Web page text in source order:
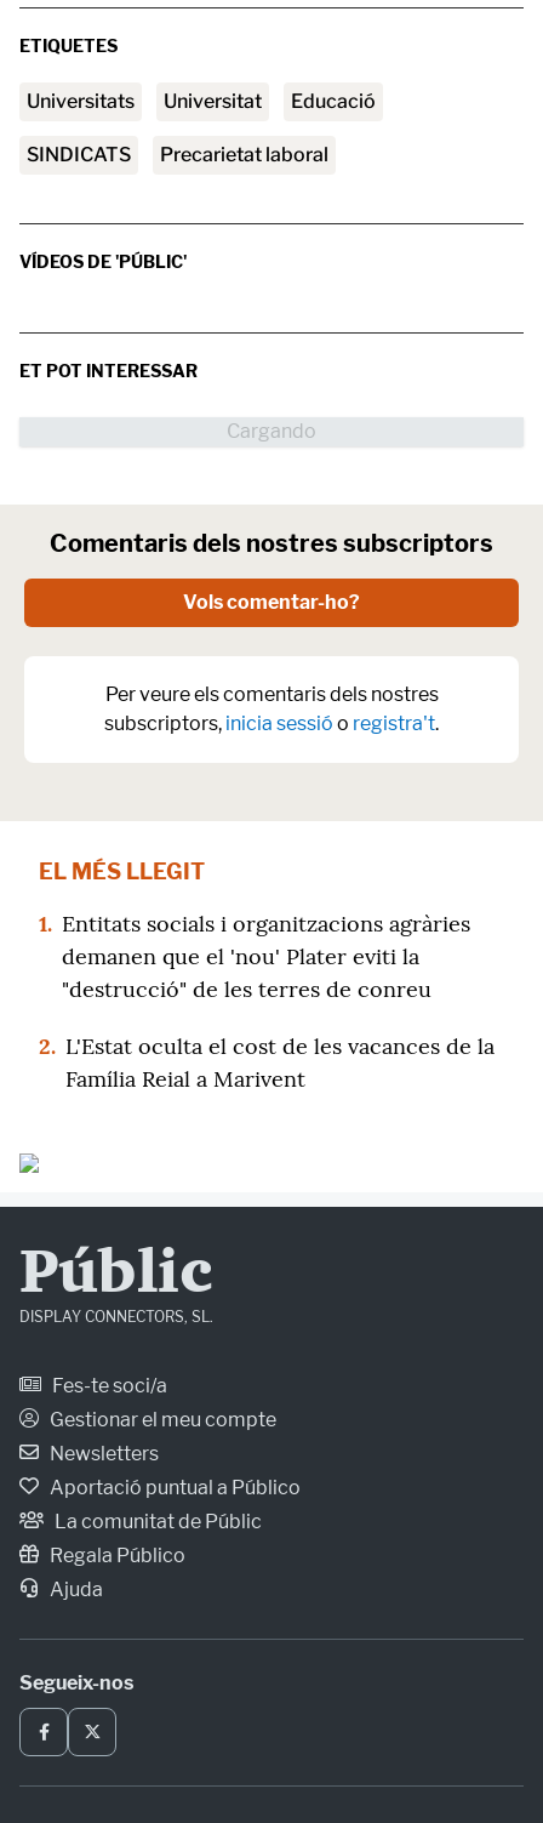
ETIQUETES
universitats universitat educació
SINDICATS precarietat laboral
VÍDEOS DE 'PÚBLIC'
ET POT INTERESSAR
Comentaris dels nostres subscriptors
Vols comentar-ho?
Per veure els comentaris dels nostres
subscriptors, inicia sessió o registra't.
EL MÉS LLEGIT
1. Entitats socials i organitzacions agràries
demanen que el 'nou' Plater eviti la
"destrucció" de les terres de conreu
2. L'Estat oculta el cost de les vacances de la
Família Reial a Marivent
Públic
DISPLAY CONNECTORS, SL.
Fes-te soci/a
Gestionar el meu compte
Newsletters
Aportació puntual a Público
La comunitat de Públic
Regala Público
Ajuda
Segueix-nos